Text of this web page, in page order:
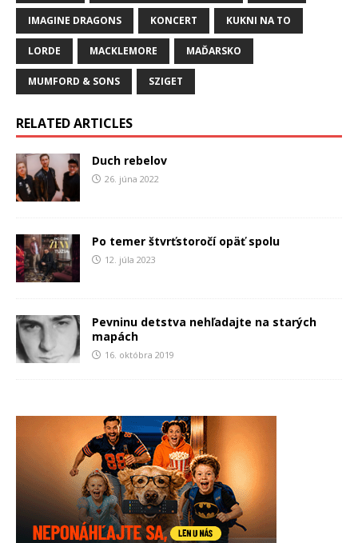
IMAGINE DRAGONS KONCERT KUKNI NA TO
LORDE MACKLEMORE MAĎARSKO
MUMFORD & SONS SZIGET
RELATED ARTICLES
Duch rebelov
26. júna 2022
Po temer štvrťstoročí opäť spolu
12. júla 2023
Pevninu detstva nehľadajte na starých
mapách
16. októbra 2019